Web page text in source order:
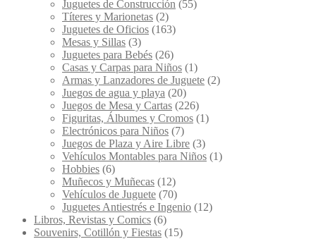
Juguetes de Construcción (55)
Títeres y Marionetas (2)
Juguetes de Oficios (163)
Mesas y Sillas (3)
Juguetes para Bebés (26)
Casas y Carpas para Niños (1)
Armas y Lanzadores de Juguete (2)
Juegos de agua y playa (20)
Juegos de Mesa y Cartas (226)
Figuritas, Álbumes y Cromos (1)
Electrónicos para Niños (7)
Juegos de Plaza y Aire Libre (3)
Vehículos Montables para Niños (1)
Hobbies (6)
Muñecos y Muñecas (12)
Vehículos de Juguete (70)
Juguetes Antiestrés e Ingenio (12)
Libros, Revistas y Comics (6)
Souvenirs, Cotillón y Fiestas (15)